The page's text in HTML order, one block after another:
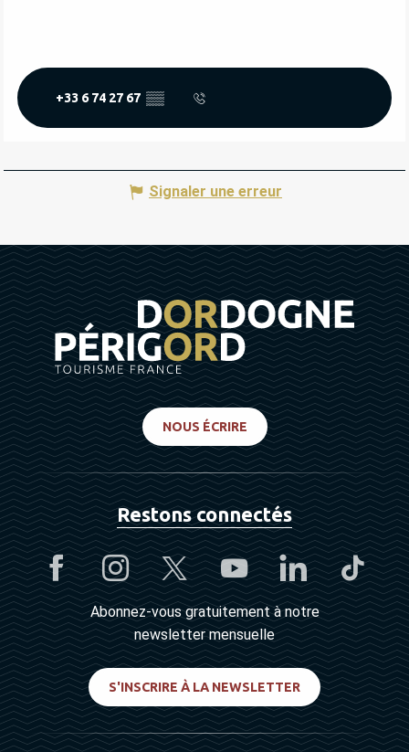
+33 6 74 27 67 ▒▒
Signaler une erreur
NOUS ÉCRIRE
Restons connectés
Abonnez-vous gratuitement à notre
newsletter mensuelle
S'INSCRIRE À LA NEWSLETTER